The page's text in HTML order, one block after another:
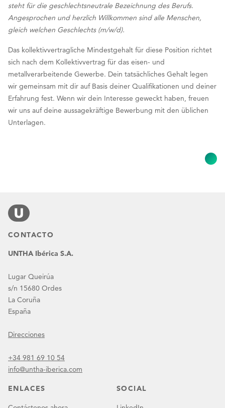
steht für die geschlechtsneutrale Bezeichnung des Berufs.
Angesprochen und herzlich Willkommen sind alle Menschen,
gleich welchen Geschlechts (m/w/d).
Das kollektivvertragliche Mindestgehalt für diese Position richtet
sich nach dem Kollektivvertrag für das eisen- und
metallverarbeitende Gewerbe. Dein tatsächliches Gehalt legen
wir gemeinsam mit dir auf Basis deiner Qualifikationen und deiner
Erfahrung fest. Wenn wir dein Interesse geweckt haben, freuen
wir uns auf deine aussagekräftige Bewerbung mit den üblichen
Unterlagen.
CONTACTO
UNTHA Ibérica S.A.
Lugar Queirúa
s/n 15680 Ordes
La Coruña
España
Direcciones
+34 981 69 10 54
info@untha-iberica.com
ENLACES SOCIAL